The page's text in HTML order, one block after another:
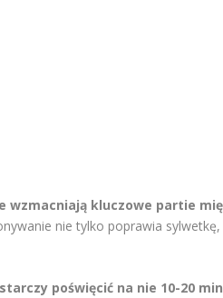
kluczowe partie
nie tylko poprawia
poświęcić na nie 10-20